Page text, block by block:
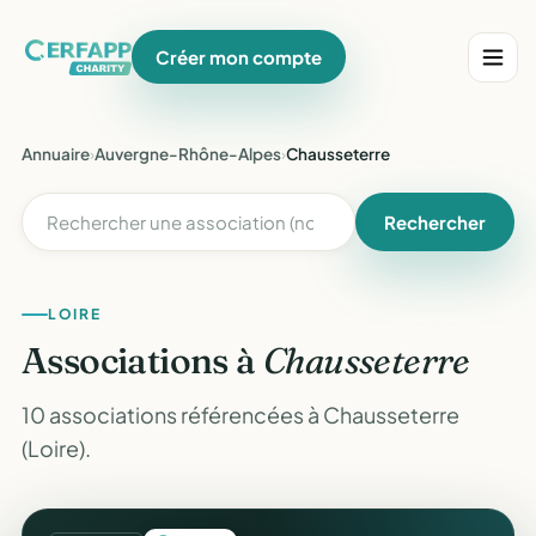
Créer mon compte
Annuaire›Auvergne-Rhône-Alpes›Chausseterre
Rechercher
LOIRE
Associations à Chausseterre
10 associations référencées à Chausseterre
(Loire).